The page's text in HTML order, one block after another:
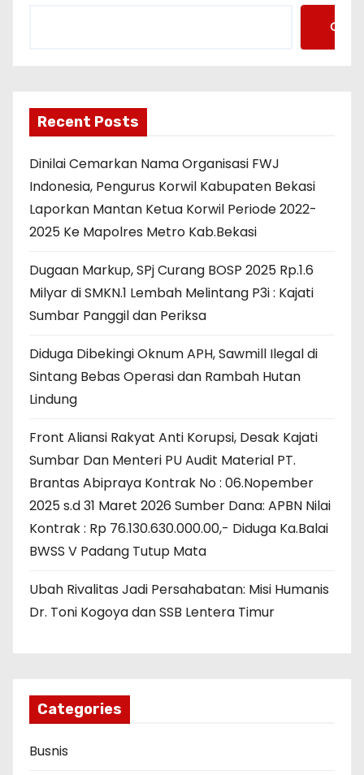
Cari
Recent Posts
Dinilai Cemarkan Nama Organisasi FWJ
Indonesia, Pengurus Korwil Kabupaten Bekasi
Laporkan Mantan Ketua Korwil Periode 2022-
2025 Ke Mapolres Metro Kab.Bekasi
Dugaan Markup, SPj Curang BOSP 2025 Rp.1.6
Milyar di SMKN.1 Lembah Melintang P3i : Kajati
Sumbar Panggil dan Periksa
Diduga Dibekingi Oknum APH, Sawmill Ilegal di
Sintang Bebas Operasi dan Rambah Hutan
Lindung
Front Aliansi Rakyat Anti Korupsi, Desak Kajati
Sumbar Dan Menteri PU Audit Material PT.
Brantas Abipraya Kontrak No : 06.Nopember
2025 s.d 31 Maret 2026 Sumber Dana: APBN Nilai
Kontrak : Rp 76.130.630.000.00,- Diduga Ka.Balai
BWSS V Padang Tutup Mata
Ubah Rivalitas Jadi Persahabatan: Misi Humanis
Dr. Toni Kogoya dan SSB Lentera Timur
Categories
Busnis